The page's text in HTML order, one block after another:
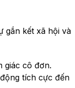
gắn kết xã hội và
giác cô đơn.
tích cực đến